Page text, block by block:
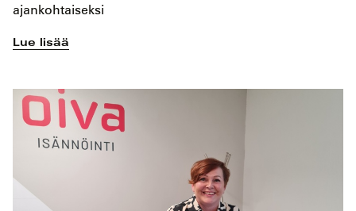
ajankohtaiseksi
Lue lisää